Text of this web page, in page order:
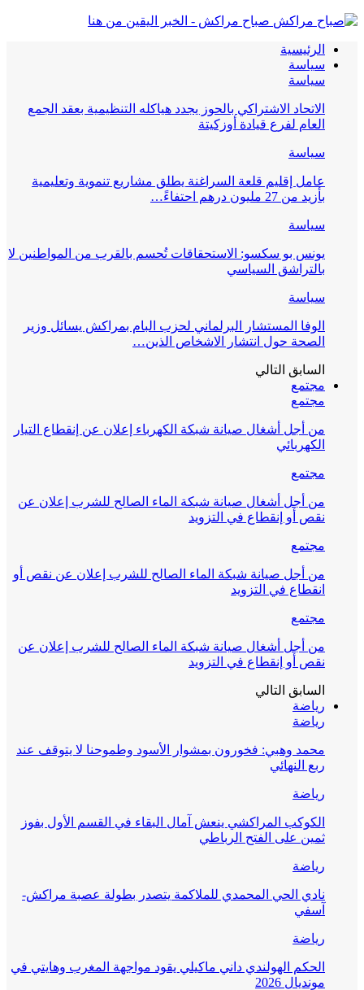
صباح مراكش - الخبر اليقين من هنا
الرئيسية
سياسة
سياسة
الاتحاد الاشتراكي بالحوز يجدد هياكله التنظيمية بعقد الجمع
العام لفرع قيادة أوزكيتة
سياسة
عامل إقليم قلعة السراغنة يطلق مشاريع تنموية وتعليمية
بأزيد من 27 مليون درهم احتفاءً…
سياسة
يونس بو سكسو: الاستحقاقات تُحسم بالقرب من المواطنين لا
بالتراشق السياسي
سياسة
الوفا المستشار البرلماني لحزب البام بمراكش يسائل وزير
الصحة حول انتشار الاشخاص الذين…
السابق التالي
مجتمع
مجتمع
من أجل أشغال صيانة شبكة الكهرباء إعلان عن إنقطاع التيار
الكهربائي
مجتمع
من أجل أشغال صيانة شبكة الماء الصالح للشرب إعلان عن
نقص أو إنقطاع في التزويد
مجتمع
من أجل صيانة شبكة الماء الصالح للشرب إعلان عن نقص أو
انقطاع في التزويد
مجتمع
من أجل أشغال صيانة شبكة الماء الصالح للشرب إعلان عن
نقص أو إنقطاع في التزويد
السابق التالي
رياضة
رياضة
محمد وهبي: فخورون بمشوار الأسود وطموحنا لا يتوقف عند
ربع النهائي
رياضة
الكوكب المراكشي ينعش آمال البقاء في القسم الأول بفوز
ثمين على الفتح الرباطي
رياضة
نادي الحي المحمدي للملاكمة يتصدر بطولة عصبة مراكش-
آسفي
رياضة
الحكم الهولندي داني ماكيلي يقود مواجهة المغرب وهايتي في
مونديال 2026